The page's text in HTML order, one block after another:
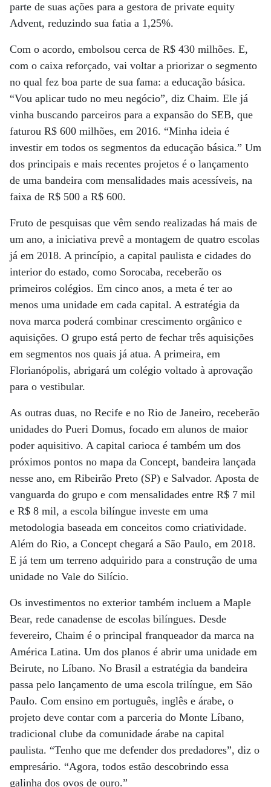
parte de suas ações para a gestora de private equity
Advent, reduzindo sua fatia a 1,25%.
Com o acordo, embolsou cerca de R$ 430 milhões. E,
com o caixa reforçado, vai voltar a priorizar o segmento
no qual fez boa parte de sua fama: a educação básica.
“Vou aplicar tudo no meu negócio”, diz Chaim. Ele já
vinha buscando parceiros para a expansão do SEB, que
faturou R$ 600 milhões, em 2016. “Minha ideia é
investir em todos os segmentos da educação básica.” Um
dos principais e mais recentes projetos é o lançamento
de uma bandeira com mensalidades mais acessíveis, na
faixa de R$ 500 a R$ 600.
Fruto de pesquisas que vêm sendo realizadas há mais de
um ano, a iniciativa prevê a montagem de quatro escolas
já em 2018. A princípio, a capital paulista e cidades do
interior do estado, como Sorocaba, receberão os
primeiros colégios. Em cinco anos, a meta é ter ao
menos uma unidade em cada capital. A estratégia da
nova marca poderá combinar crescimento orgânico e
aquisições. O grupo está perto de fechar três aquisições
em segmentos nos quais já atua. A primeira, em
Florianópolis, abrigará um colégio voltado à aprovação
para o vestibular.
As outras duas, no Recife e no Rio de Janeiro, receberão
unidades do Pueri Domus, focado em alunos de maior
poder aquisitivo. A capital carioca é também um dos
próximos pontos no mapa da Concept, bandeira lançada
nesse ano, em Ribeirão Preto (SP) e Salvador. Aposta de
vanguarda do grupo e com mensalidades entre R$ 7 mil
e R$ 8 mil, a escola bilíngue investe em uma
metodologia baseada em conceitos como criatividade.
Além do Rio, a Concept chegará a São Paulo, em 2018.
E já tem um terreno adquirido para a construção de uma
unidade no Vale do Silício.
Os investimentos no exterior também incluem a Maple
Bear, rede canadense de escolas bilíngues. Desde
fevereiro, Chaim é o principal franqueador da marca na
América Latina. Um dos planos é abrir uma unidade em
Beirute, no Líbano. No Brasil a estratégia da bandeira
passa pelo lançamento de uma escola trilíngue, em São
Paulo. Com ensino em português, inglês e árabe, o
projeto deve contar com a parceria do Monte Líbano,
tradicional clube da comunidade árabe na capital
paulista. “Tenho que me defender dos predadores”, diz o
empresário. “Agora, todos estão descobrindo essa
galinha dos ovos de ouro.”